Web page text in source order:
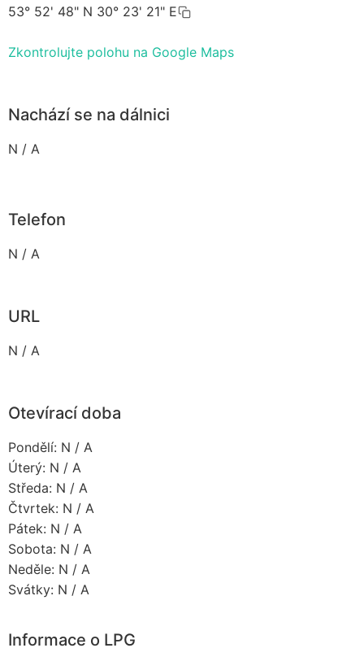
53° 52' 48" N 30° 23' 21" E
Zkontrolujte polohu na Google Maps
Nachází se na dálnici
N / A
Telefon
N / A
URL
N / A
Otevírací doba
Pondělí: N / A
Úterý: N / A
Středa: N / A
Čtvrtek: N / A
Pátek: N / A
Sobota: N / A
Neděle: N / A
Svátky: N / A
Informace o LPG